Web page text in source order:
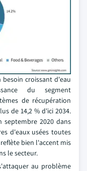
croissant d'eau
du segment
de récupération
de 14,2 % d'ici 2034.
septembre 2020 dans
d'eaux usées toutes
bien l'accent mis
le secteur.
au problème